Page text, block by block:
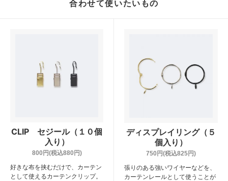
合わせて使いたいもの
CLIP セジール（１０個
入り）
800円(税込880円)
好きな布を挟むだけで、カーテン
として使えるカーテンクリップ。
ディスプレイリング（５
個入り）
750円(税込825円)
張りのある強いワイヤーなどを、
カーテンレールとして使うことが